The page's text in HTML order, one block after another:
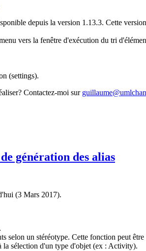
depuis la version 1.13.3. Cette
vers la fenêtre d'exécution du tri
(settings).
Contactez-moi sur
génération des alias
(3 Mars 2017).
un stéréotype. Cette fonction peut
la sélection d'un type d'objet (ex : Activity).